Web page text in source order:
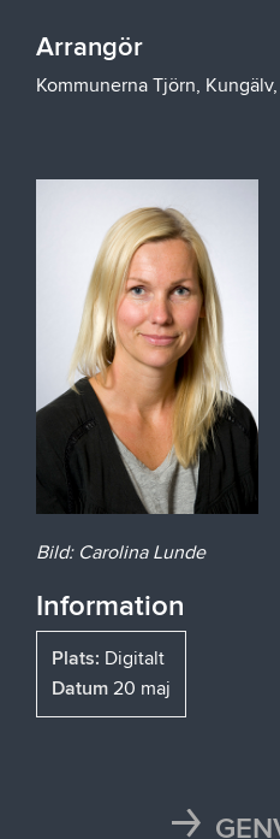
Arrangör
Kommunerna Tjörn,
Bild: Carolina Lunde
Information
Plats: Digitalt
Datum 20 maj